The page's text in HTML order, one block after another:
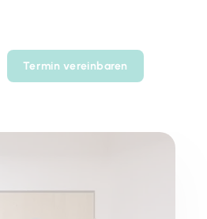
Termin vereinbaren